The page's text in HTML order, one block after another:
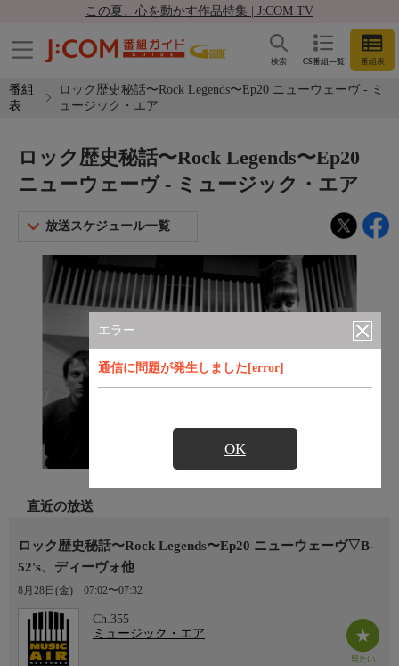
この夏、心を動かす作品特集 | J:COM TV
CS番組一覧 番組表
検索
番組
表
ロック歴史秘話〜Rock Legends〜Ep20 ニューウェーヴ - ミ
ュージック・エア
エラー
通信に問題が発生しました[error]
OK
ロック歴史秘話〜Rock Legends〜Ep20
ニューウェーヴ - ミュージック・エア
放送スケジュール一覧
直近の放送
ロック歴史秘話〜Rock Legends〜Ep20 ニューウェーヴ▽B-
52's、ディーヴォ他
8月28日(金) 07:02〜07:32
Ch.355
ミュージック・エア